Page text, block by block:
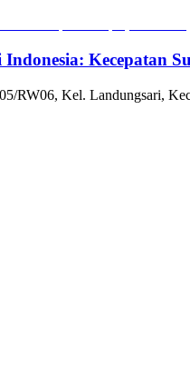
Kecepatan
RW06, Kel. Landungsari,